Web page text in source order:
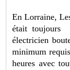
En Lorraine,
était
électricien
minimum
heures avec